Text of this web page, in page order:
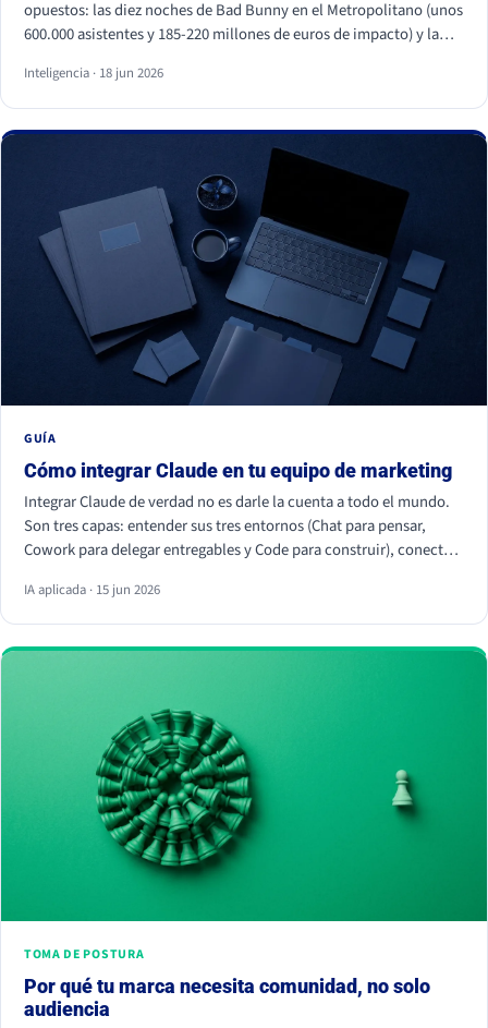
opuestos: las diez noches de Bad Bunny en el Metropolitano (unos
600.000 asistentes y 185-220 millones de euros de impacto) y la
Bernabéu llenos. Superficies distintas, mismo motor: necesidades
humanas profundas (pertenencia, identidad, comunidad y
trascendencia). Para una marca, los dos enseñan lo mismo: la
emoción a escala no se fabrica, se entiende y se respeta, y entrar
en esos momentos sin criterio sale caro.
Inteligencia · 18 jun 2026
GUÍA
Cómo integrar Claude en tu equipo de marketing
Integrar Claude de verdad no es darle la cuenta a todo el mundo.
Son tres capas: entender sus tres entornos (Chat para pensar,
Cowork para delegar entregables y Code para construir), conectar
para que trabaje con tus datos, y crear Skills que conviertan
vuestra forma de trabajar en algo repetible. La magia no está en el
chat, está en los conectores y los Skills.
IA aplicada · 15 jun 2026
TOMA DE POSTURA
Por qué tu marca necesita comunidad, no solo
audiencia